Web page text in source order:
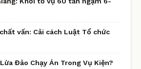
vấn: Cải cách Luật Tổ chức
Đảo Chạy Án Trong Vụ Kiện?